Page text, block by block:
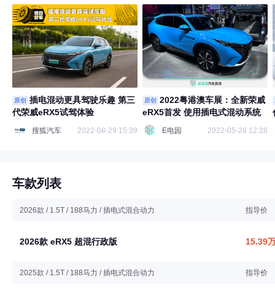
原创
插电混动更具驾驶乐趣 第三
代荣威eRX5试驾体验
搜狐汽车 2022-08-29 15:39
原创
2022粤港澳车展：全新荣威
eRX5首发 使用插电式混动系统
E电园 2022-05-28 12:28
车款列表
2026款 / 1.5T / 188马力 / 插电式混合动力 指导价
2026款 eRX5 超混行政版 15.39
2025款 / 1.5T / 188马力 / 插电式混合动力 指导价